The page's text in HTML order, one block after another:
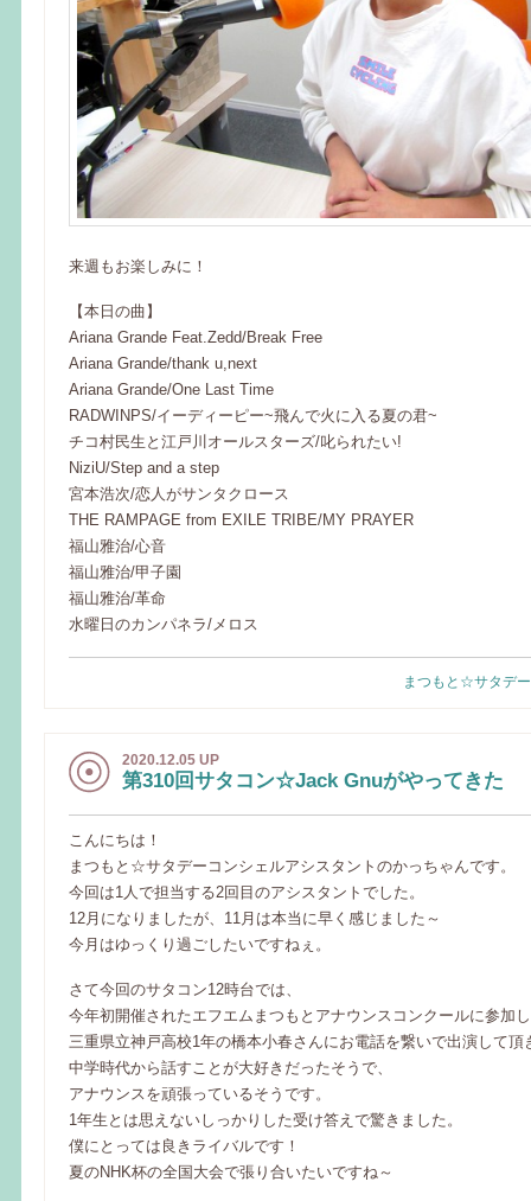
来週もお楽しみに！
【本日の曲】
Ariana Grande Feat.Zedd/Break Free
Ariana Grande/thank u,next
Ariana Grande/One Last Time
RADWINPS/イーディーピー~飛んで火に入る夏の君~
チコ村民生と江戸川オールスターズ/叱られたい!
NiziU/Step and a step
宮本浩次/恋人がサンタクロース
THE RAMPAGE from EXILE TRIBE/MY PRAYER
福山雅治/心音
福山雅治/甲子園
福山雅治/革命
水曜日のカンパネラ/メロス
まつもと☆サタデ
2020.12.05 UP
第310回サタコン☆Jack Gnuがやってきた
こんにちは！
まつもと☆サタデーコンシェルアシスタントのかっちゃんです。
今回は1人で担当する2回目のアシスタントでした。
12月になりましたが、11月は本当に早く感じました～
今月はゆっくり過ごしたいですねぇ。
さて今回のサタコン12時台では、
今年初開催されたエフエムまつもとアナウンスコンクールに参加
三重県立神戸高校1年の橋本小春さんにお電話を繋いで出演して頂
中学時代から話すことが大好きだったそうで、
アナウンスを頑張っているそうです。
1年生とは思えないしっかりした受け答えで驚きました。
僕にとっては良きライバルです！
夏のNHK杯の全国大会で張り合いたいですね～